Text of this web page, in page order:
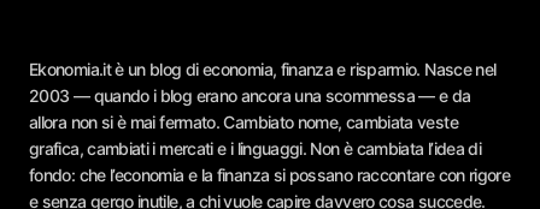
Ekonomia.it è un blog di economia, finanza e risparmio. Nasce nel
2003 — quando i blog erano ancora una scommessa — e da
allora non si è mai fermato. Cambiato nome, cambiata veste
grafica, cambiati i mercati e i linguaggi. Non è cambiata l’idea di
fondo: che l’economia e la finanza si possano raccontare con rigore
e senza gergo inutile, a chi vuole capire davvero cosa succede.